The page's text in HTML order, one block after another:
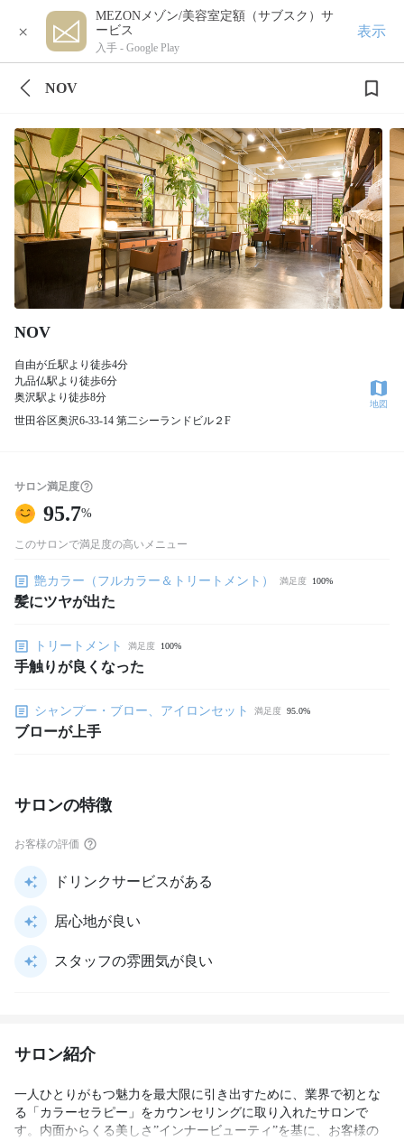
×
MEZONメゾン/美容室定額（サブスク）サ
ービス
入手 - Google Play
表示
NOV
NOV
自由が丘駅より徒歩4分
九品仏駅より徒歩6分
奥沢駅より徒歩8分
世田谷区奥沢6-33-14 第二シーランドビル２F
地図
サロン満足度
95.7%
このサロンで満足度の高いメニュー
艶カラー（フルカラー＆トリートメント） 満足度 100%
髪にツヤが出た
トリートメント 満足度 100%
手触りが良くなった
シャンプー・ブロー、アイロンセット 満足度 95.0%
ブローが上手
サロンの特徴
お客様の評価
ドリンクサービスがある
居心地が良い
スタッフの雰囲気が良い
サロン紹介
一人ひとりがもつ魅力を最大限に引き出すために、業界で初とな
る「カラーセラピー」をカウンセリングに取り入れたサロンで
す。内面からくる美しさ”インナービューティ”を基に、お客様の